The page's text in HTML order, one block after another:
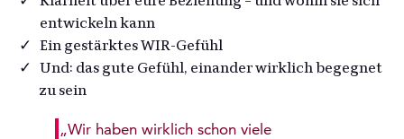
entwickeln kann
Ein gestärktes WIR-Gefühl
Und: das gute Gefühl, einander wirklich begegnet
zu sein
„Wir haben wirklich schon viele